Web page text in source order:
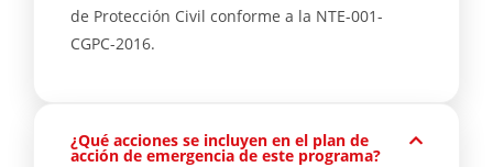
de Protección Civil conforme a la NTE-001-
CGPC-2016.
¿Qué acciones se incluyen en el plan de
acción de emergencia de este programa?